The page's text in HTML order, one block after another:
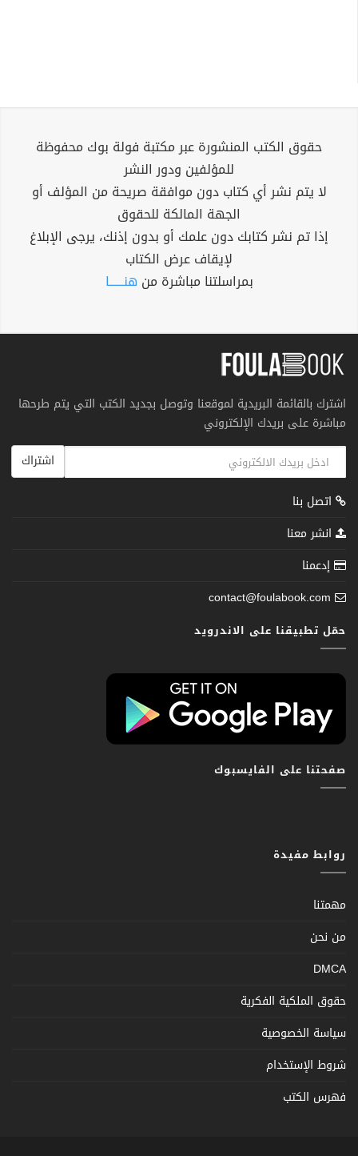
حقوق الكتب المنشورة عبر مكتبة فولة بوك محفوظة
للمؤلفين ودور النشر
لا يتم نشر أي كتاب دون موافقة صريحة من المؤلف أو
الجهة المالكة للحقوق
إذا تم نشر كتابك دون علمك أو بدون إذنك، يرجى الإبلاغ
لإيقاف عرض الكتاب
بمراسلتنا مباشرة من هنــــــا
اشترك بالقائمة البريدية لموقعنا وتوصل بجديد الكتب التي يتم طرحها
مباشرة على بريدك الإلكتروني
اشتراك
اتصل بنا
انشر معنا
إدعمنا
contact@foulabook.com
حمّل تطبيقنا على الاندرويد
صفحتنا على الفايسبوك
روابط مفيدة
مهمتنا
من نحن
DMCA
حقوق الملكية الفكرية
سياسة الخصوصية
شروط الإستخدام
فهرس الكتب